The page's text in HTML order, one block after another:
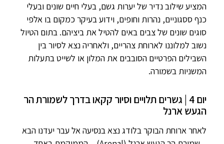
המציע שילוב נדיר של יערות גשם, בעלי חיים שונים ובעלי
כנף ססגוניים, נהרות וחופים, וידוע בעיקר כמקום בו אלפי
סוגים שונים של צבים באים להטיל את ביציהם. בתום הטיול
נשוב למלוננו לארוחת צהריים, ולאחריה נצא לסיור בין
השבילים הפרטיים הסובבים את המלון או לשייט בתעלות
המשניות בשמורה.
יום 4 | גשרים תלויים וסיור קקאו בדרך לשמורת הר
הגעש ארנל
לאחר ארוחת הבוקר בלודג נצא בנסיעה אל עבר יעדנו הבא